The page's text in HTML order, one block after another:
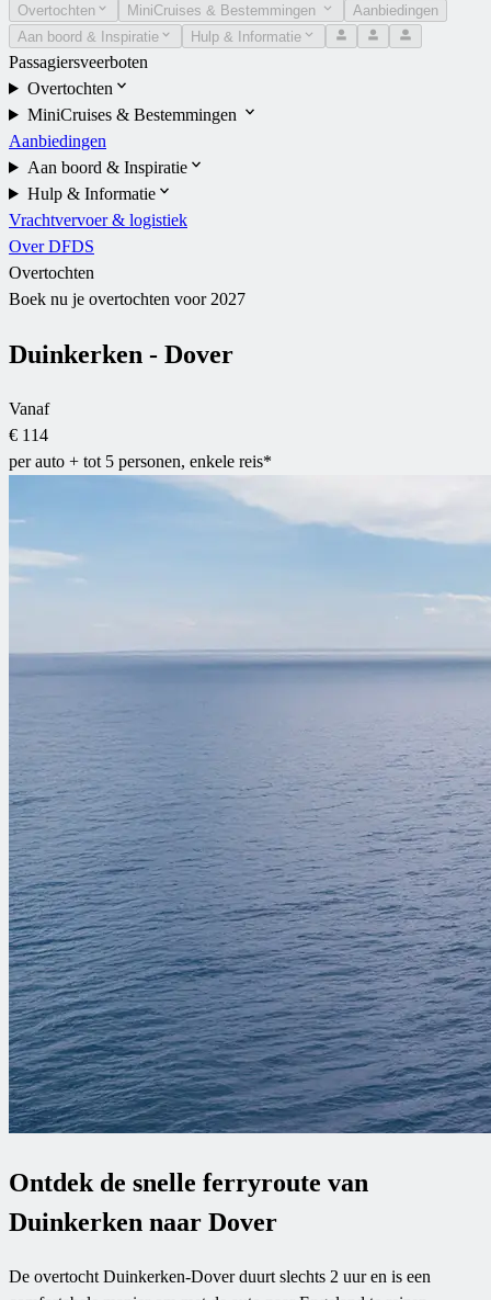
Overtochten MiniCruises & Bestemmingen
Aanbiedingen
Aan boord & Inspiratie
Hulp & Informatie
Passagiersveerboten
Overtochten
MiniCruises & Bestemmingen
Aanbiedingen
Aan boord & Inspiratie
Hulp & Informatie
Vrachtvervoer & logistiek
Over DFDS
Overtochten
Boek nu je overtochten voor 2027
Duinkerken - Dover
Vanaf
€ 114
per auto + tot 5 personen, enkele reis*
Ontdek de snelle ferryroute van
Duinkerken naar Dover
De overtocht Duinkerken-Dover duurt slechts 2 uur en is een